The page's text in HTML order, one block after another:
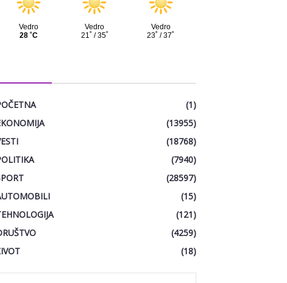
(1)
(13955)
(18768)
(7940)
(28597)
(15)
(121)
(4259)
(18)